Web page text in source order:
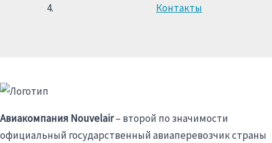
Контакты
Авиакомпания Nouvelair– второй по значимости
официальный государственный авиаперевозчик страны